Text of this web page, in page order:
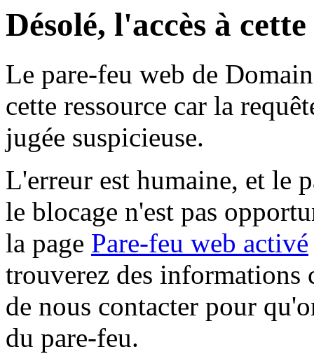
Désolé, l'accès à
Le pare-feu web de
cette ressource car la
jugée suspicieuse.
L'erreur est humaine, et le
le blocage n'est pas
la page Pare-feu web activé
trouverez des informations
de nous contacter pour
du pare-feu.